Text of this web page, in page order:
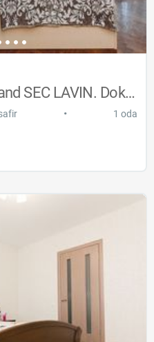
SEC MANUFAKTURA and SEC LAVIN. Dok2i3 gr
• 1 oda